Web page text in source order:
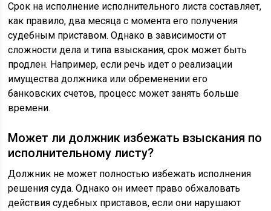
Срок на исполнение исполнительного листа составляет,
как правило, два месяца с момента его получения
судебным приставом. Однако в зависимости от
сложности дела и типа взыскания, срок может быть
продлен. Например, если речь идет о реализации
имущества должника или обременении его
банковских счетов, процесс может занять больше
времени.
Может ли должник избежать взыскания по
исполнительному листу?
Должник не может полностью избежать исполнения
решения суда. Однако он имеет право обжаловать
действия судебных приставов, если они нарушают